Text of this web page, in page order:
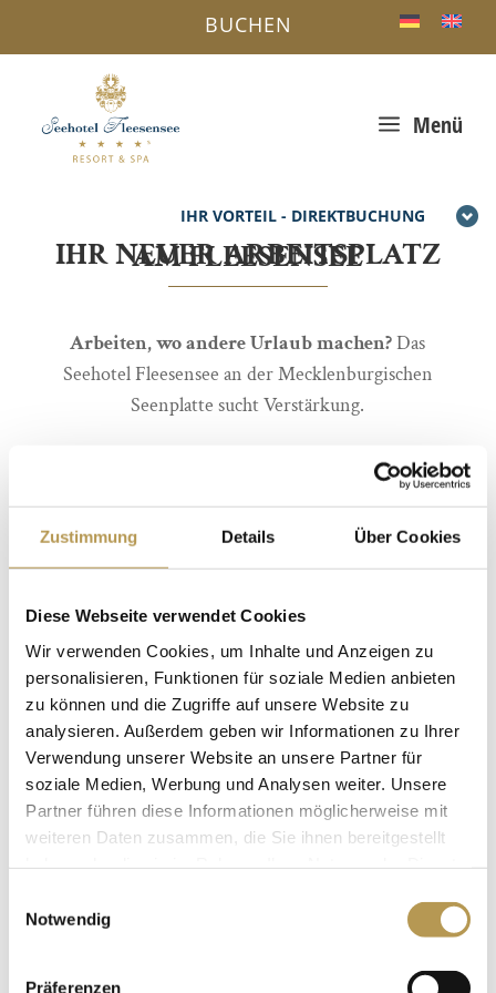
Zustimmung Details Über Cookies
Diese Webseite verwendet Cookies
Wir verwenden Cookies, um Inhalte und Anzeigen zu
personalisieren, Funktionen für soziale Medien anbieten
zu können und die Zugriffe auf unsere Website zu
analysieren. Außerdem geben wir Informationen zu Ihrer
Verwendung unserer Website an unsere Partner für
soziale Medien, Werbung und Analysen weiter. Unsere
Partner führen diese Informationen möglicherweise mit
weiteren Daten zusammen, die Sie ihnen bereitgestellt
Notwendig
Präferenzen
IHR VORTEIL - DIREKTBUCHUNG
a Menü
BUCHEN
IHR NEUER ARBEITSPLATZ AM FLEESENSEE
Arbeiten, wo andere Urlaub machen?Das
Seehotel Fleesensee an der Mecklenburgischen
Seenplatte sucht Verstärkung.
Werden Sie jetzt Teil unseres Teams und sichern
3.000 EURO WILLKOMMENSGELD!*
Wir suchen ab sofort:
Empfangschef/in(m/w/d)
Rezeptionist/inoderEmpfangsmitarbeiter/in
(m/w/d)
Restaurantleiter/in(m/w/d)
Küchenchef/in
(m/w/d)
Koch/Köchin (m/w/d)
Servicekräfte(m/w/d)
*Dieses Angebot gilt für Bewerbungen, die bis 1. Juli